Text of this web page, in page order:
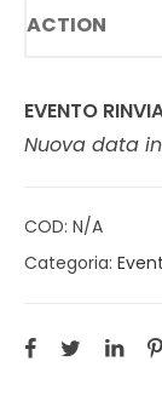
EVENTO
Nuova data
COD: N/A
Categoria: